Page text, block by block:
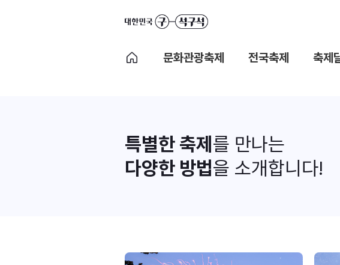
문화관광축제 전국축제 축제
특별한 축제 를 만나는
다양한 방법을 소개합니다!